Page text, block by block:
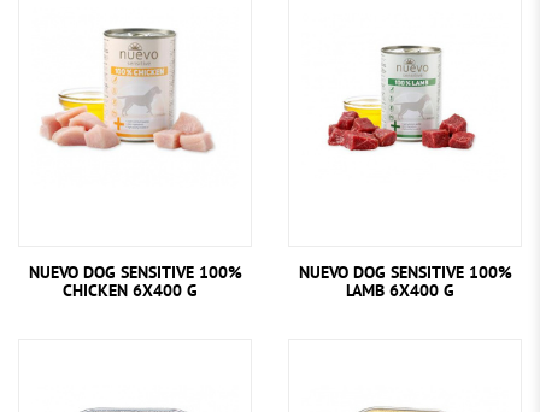
NUEVO DOG SENSITIVE 100%
CHICKEN 6X400 G
NUEVO DOG SENSITIVE 100%
LAMB 6X400 G